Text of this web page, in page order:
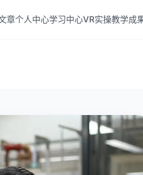
明、培训费用参考、考试
章个人中心学习中心VR实操教学成